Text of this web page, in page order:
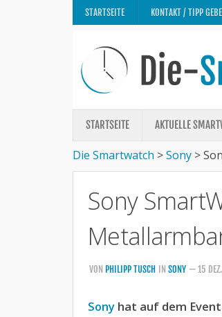
STARTSEITE KONTAKT / TIPP
STARTSEITE AKTUELLE
Die Smartwatch >Sony >
Sony
VON PHILIPP TUSCH IN SONY — 15
Sony hat auf dem